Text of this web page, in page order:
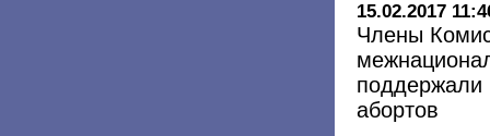
15.02.2017
Члены
поддержали
абортов